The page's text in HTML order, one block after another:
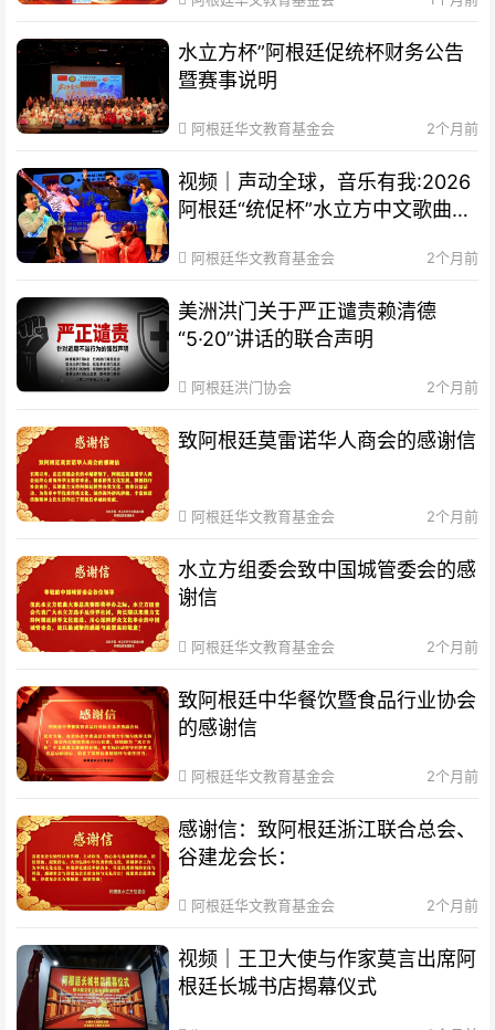
水立方杯”阿根廷促统杯财务公告
暨赛事说明
阿根廷华文教育基金会 2个月前
视频｜声动全球，音乐有我:2026
阿根廷“统促杯”水立方中文歌曲大
阿根廷华文教育基金会 2个月前
美洲洪门关于严正谴责赖清德
“5·20”讲话的联合声明
阿根廷洪门协会 2个月前
致阿根廷莫雷诺华人商会的感谢信
阿根廷华文教育基金会 2个月前
水立方组委会致中国城管委会的感
谢信
阿根廷华文教育基金会 2个月前
致阿根廷中华餐饮暨食品行业协会
的感谢信
阿根廷华文教育基金会 2个月前
感谢信：致阿根廷浙江联合总会、
谷建龙会长：
阿根廷华文教育基金会 2个月前
视频｜王卫大使与作家莫言出席阿
根廷长城书店揭幕仪式